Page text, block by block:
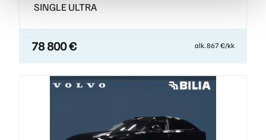
SINGLE ULTRA
78 800 € alk. 867 €/kk